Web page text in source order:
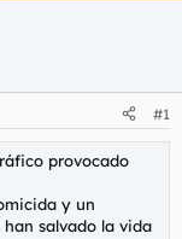
#1
provocado
y un
salvado la vida